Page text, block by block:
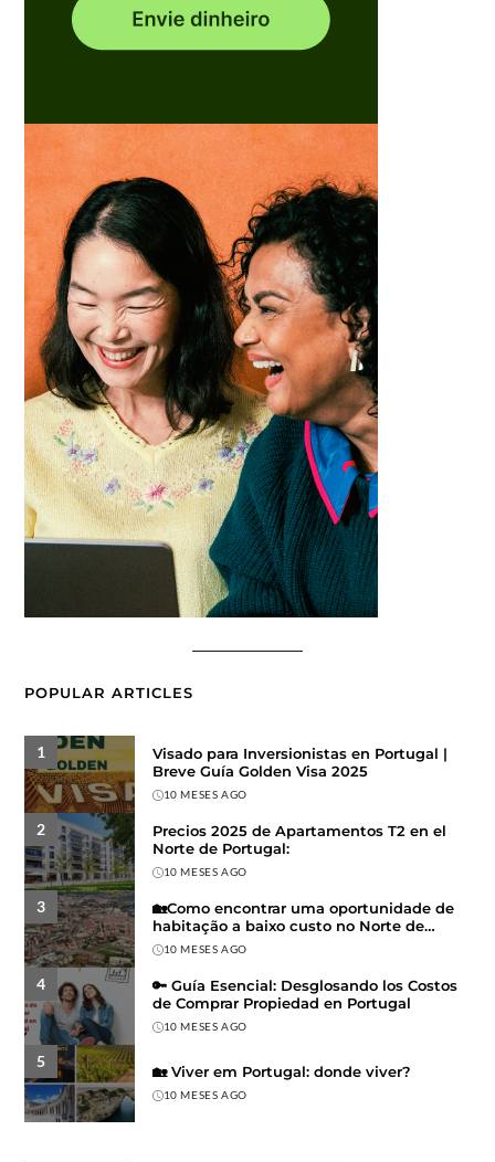
POPULAR ARTICLES
1
Visado para Inversionistas en Portugal |
Breve Guía Golden Visa 2025
10 MESES AGO
2
Precios 2025 de Apartamentos T2 en el
Norte de Portugal:
10 MESES AGO
3
🏡Como encontrar uma oportunidade de
habitação a baixo custo no Norte de
Portugal
10 MESES AGO
4
🔑 Guía Esencial: Desglosando los Costos
de Comprar Propiedad en Portugal
10 MESES AGO
5
🏡 Viver em Portugal: donde viver?
10 MESES AGO